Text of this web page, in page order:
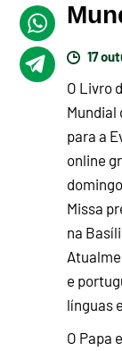
17
O Livro
Mundial
para a
online
Missa
na
e
línguas
O Papa